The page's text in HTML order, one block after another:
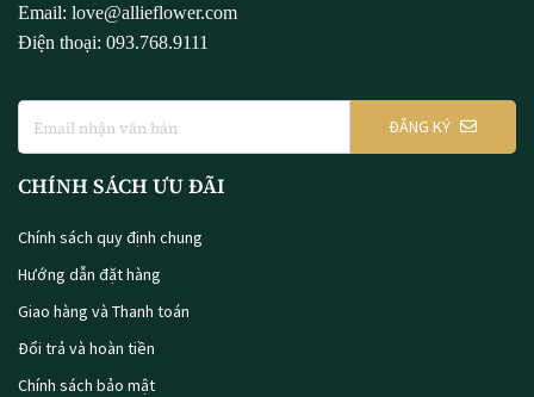
Email: love@allieflower.com
Điện thoại: 093.768.9111
ĐĂNG KÝ
CHÍNH SÁCH ƯU ĐÃI
Chính sách quy định chung
Hướng dẫn đặt hàng
Giao hàng và Thanh toán
Đổi trả và hoàn tiền
Chính sách bảo mật